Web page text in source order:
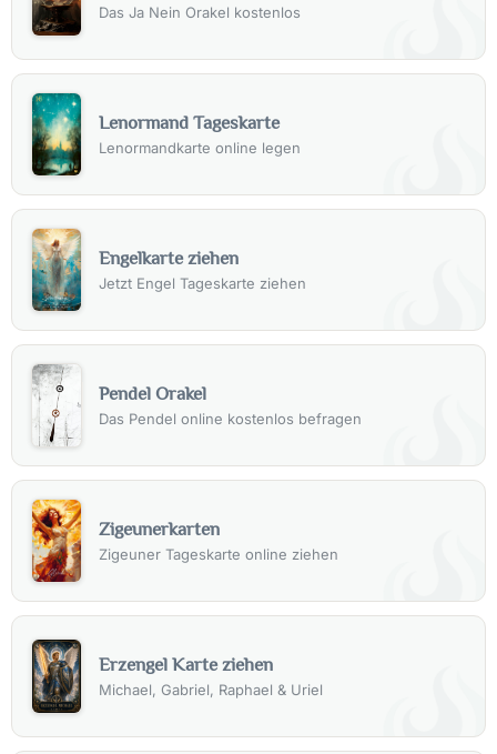
Das Ja Nein Orakel kostenlos
Lenormand Tageskarte
Lenormandkarte online legen
Engelkarte ziehen
Jetzt Engel Tageskarte ziehen
Pendel Orakel
Das Pendel online kostenlos befragen
Zigeunerkarten
Zigeuner Tageskarte online ziehen
Erzengel Karte ziehen
Michael, Gabriel, Raphael & Uriel